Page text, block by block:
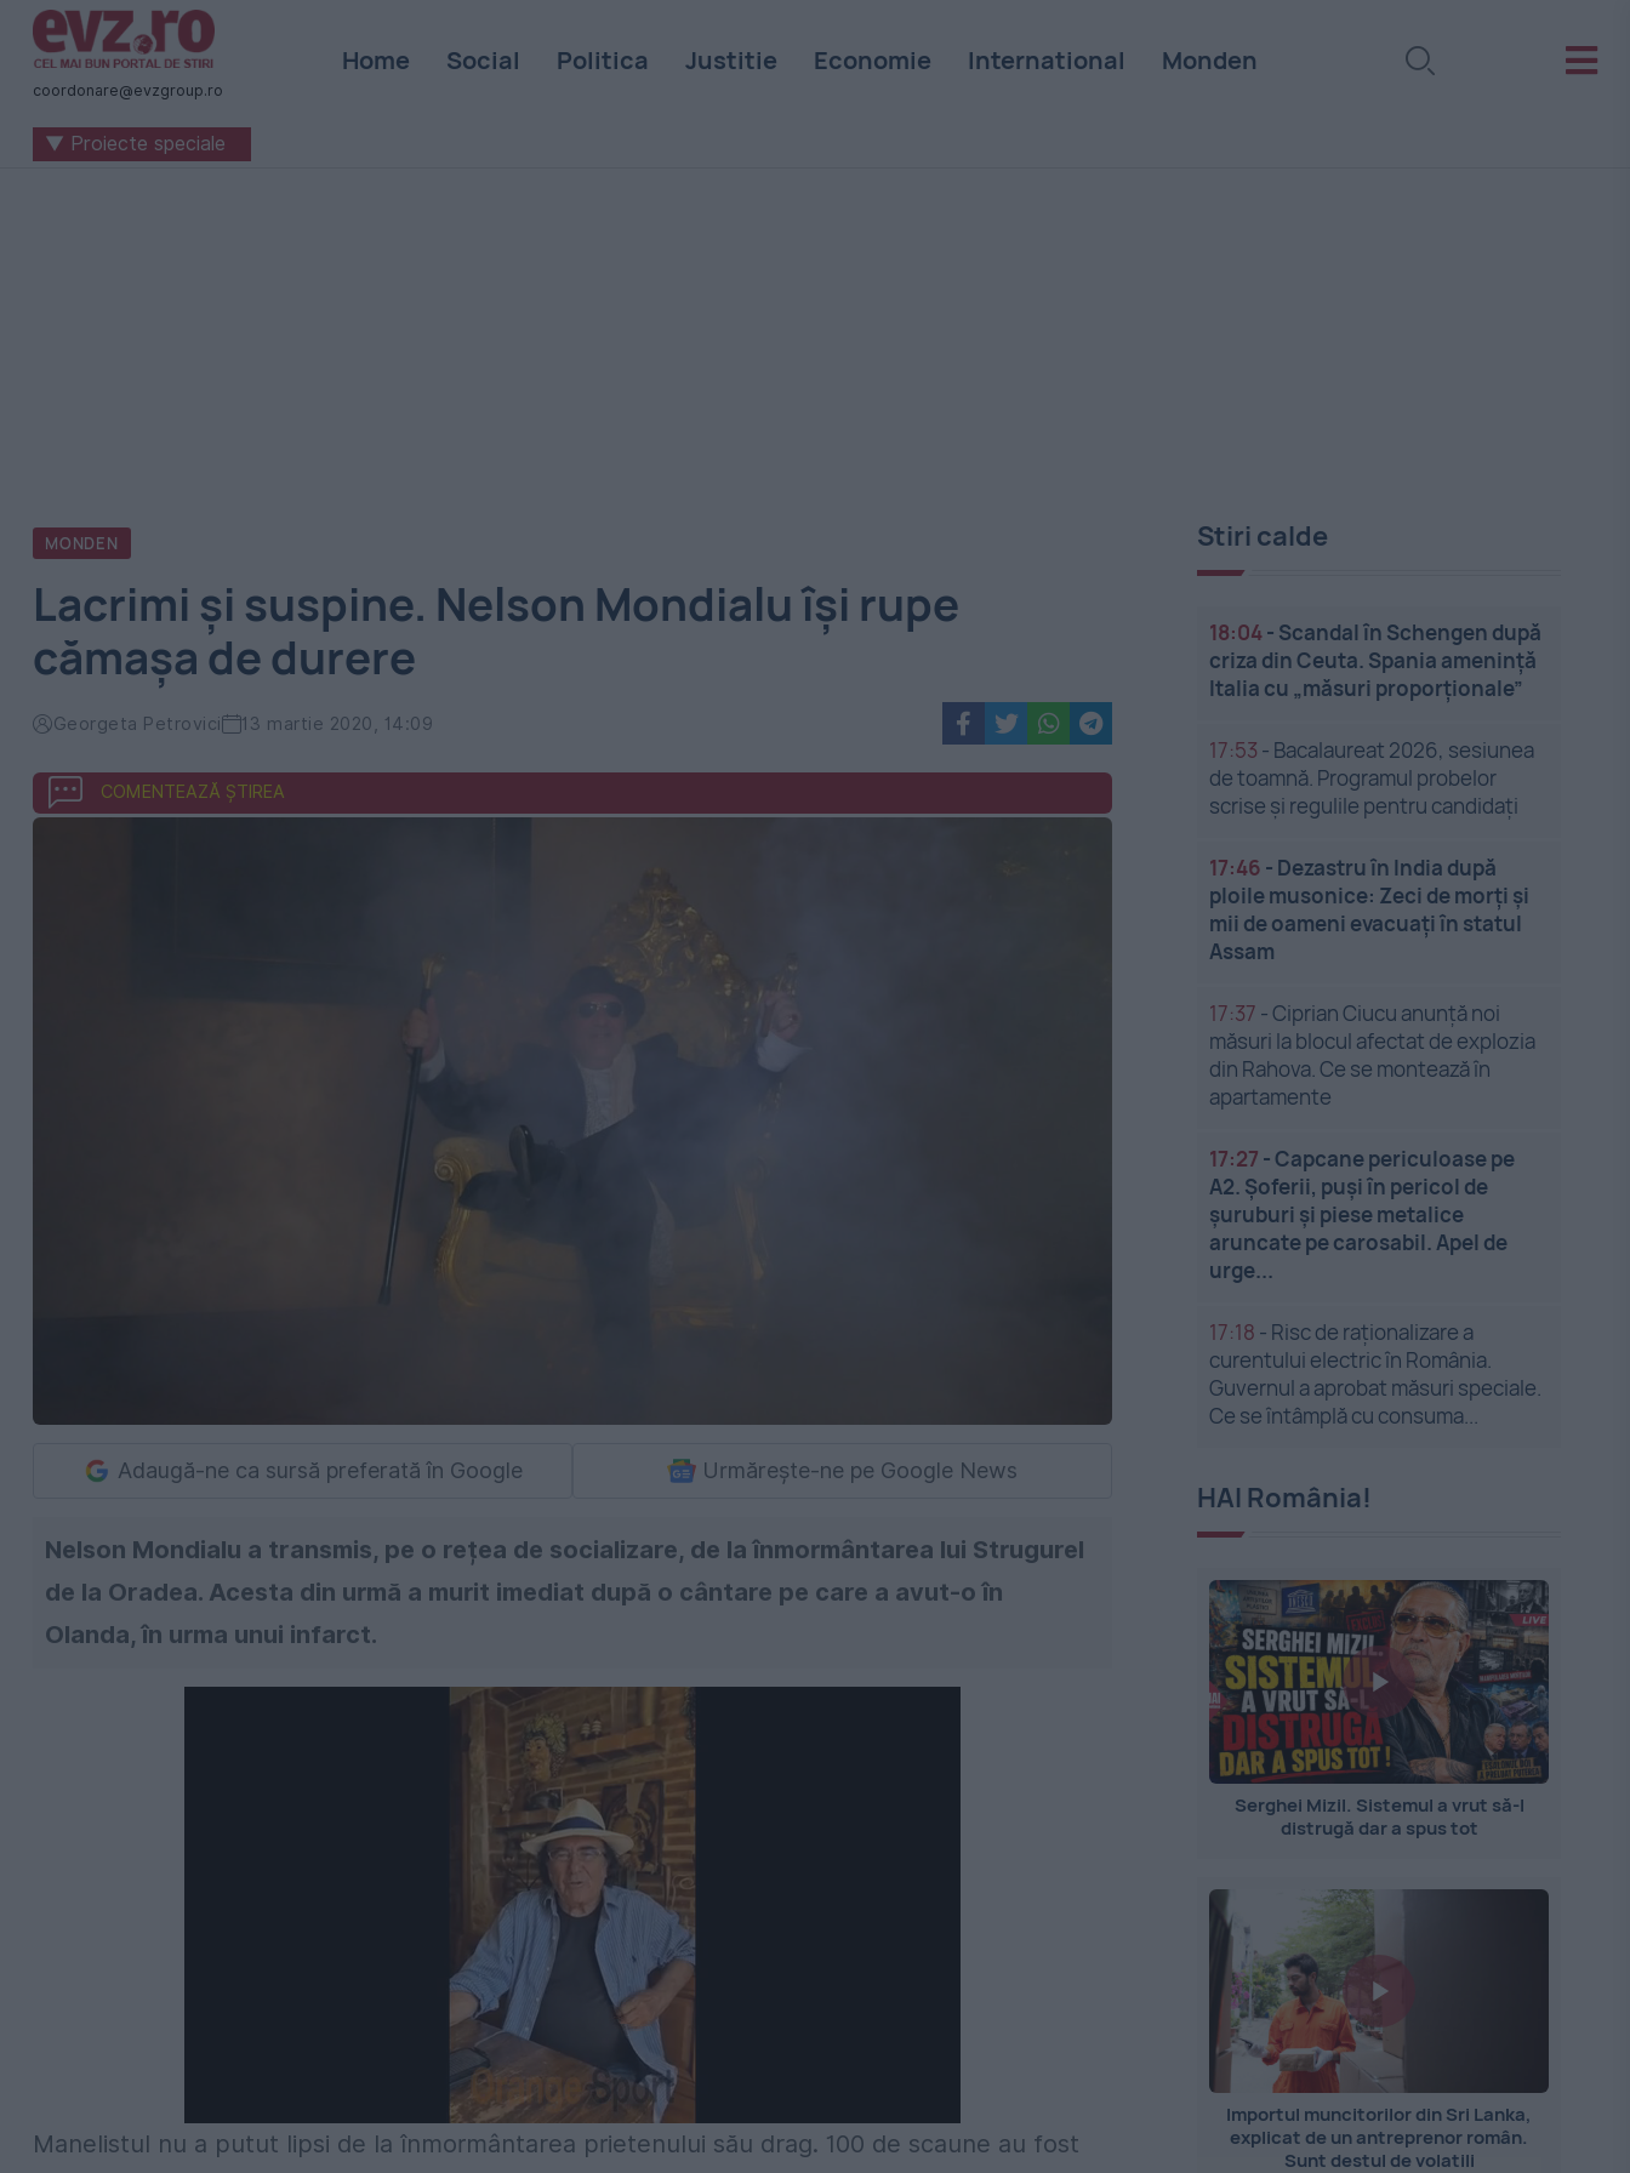
Știri
naționale
internaționale
coordonare@evzgroup.ro
Home Social Politica Justitie Economie International Monden
▼ Proiecte speciale
MONDEN
Lacrimi și suspine. Nelson Mondialu își rupe
cămașa de durere
Georgeta Petrovici 13 martie 2020, 14:09
COMENTEAZĂ ȘTIREA
Adaugă-ne ca sursă preferată în Google Urmărește-ne pe Google News
Nelson Mondialu a transmis, pe o rețea de socializare, de la înmormântarea lui Strugurel
de la Oradea. Acesta din urmă a murit imediat după o cântare pe care a avut-o în
Olanda, în urma unui infarct.
Manelistul nu a putut lipsi de la înmormântarea prietenului său drag. 100 de scaune au fost
Stiri calde
18:04- Scandal în Schengen după
criza din Ceuta. Spania amenință
Italia cu „măsuri proporționale”
17:53 - Bacalaureat 2026, sesiunea
de toamnă. Programul probelor
scrise și regulile pentru candidați
17:46 - Dezastru în India după
ploile musonice: Zeci de morți și
mii de oameni evacuați în statul
Assam
17:37 -Ciprian Ciucu anunță noi
măsuri la blocul afectat de explozia
din Rahova. Ce se montează în
apartamente
17:27 -Capcane periculoase pe
A2. Șoferii, puși în pericol de
șuruburi și piese metalice
aruncate pe carosabil. Apel de
urge...
17:18 - Risc de raționalizare a
curentului electric în România.
Guvernul a aprobat măsuri speciale.
Ce se întâmplă cu consuma...
HAI România!
Serghei Mizil. Sistemul a vrut să-l
distrugă dar a spus tot
Importul muncitorilor din Sri Lanka,
explicat de un antreprenor român.
Sunt destul de volatili